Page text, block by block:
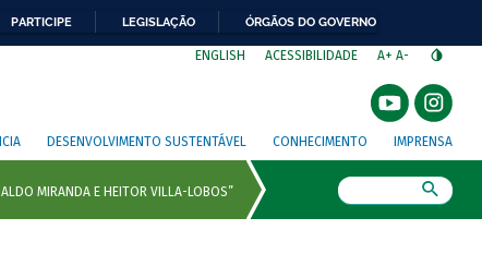
PARTICIPE LEGISLAÇÃO ÓRGÃOS DO GOVERNO
ENGLISH ACESSIBILIDADE A+ A-
DESENVOLVIMENTO SUSTENTÁVEL CONHECIMENTO IMPRENSA